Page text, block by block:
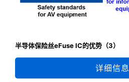
半导体保险丝eFuse IC的优势（3）
详细信息